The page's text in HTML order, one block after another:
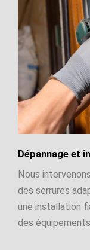
Dépannage et
Nous
des serrures
une installation
des